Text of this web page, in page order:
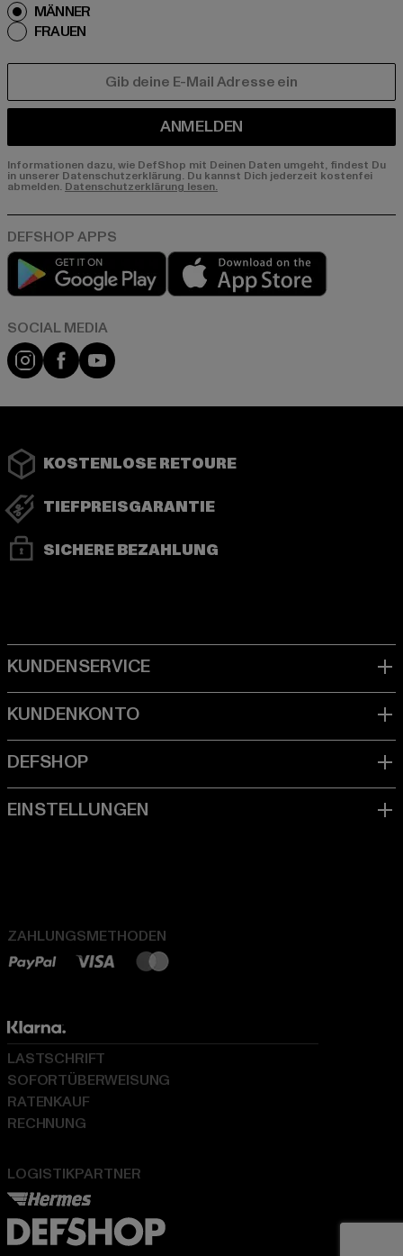
MÄNNER
FRAUEN
ANMELDEN
Informationen dazu, wie DefShop mit Deinen Daten umgeht, findest Du
in unserer Datenschutzerklärung. Du kannst Dich jederzeit kostenfei
abmelden. Datenschutzerklärung lesen.
Play market
Instagram
FacebookYouTube
KOSTENLOSE RETOURE
TIEFPREISGARANTIE
SICHERE BEZAHLUNG
ZAHLUNGSMETHODEN
LOGISTIKPARTNER
LASTSCHRIFT
SOFORTÜBERWEISUNG
RATENKAUF
RECHNUNG